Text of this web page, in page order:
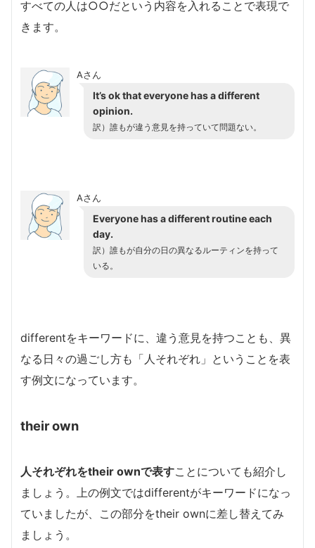
すべての人は○○だという内容を入れることで表現で
きます。
Aさん
It’s ok that everyone has a different
opinion.
訳）誰もが違う意見を持っていて問題ない。
Aさん
Everyone has a different routine each
day.
訳）誰もが自分の日の異なるルーティンを持って
いる。
differentをキーワードに、違う意見を持つことも、異
なる日々の過ごし方も「人それぞれ」ということを表
す例文になっています。
their own
人それぞれをtheir ownで表すことについても紹介し
ましょう。上の例文ではdifferentがキーワードになっ
ていましたが、この部分をtheir ownに差し替えてみ
ましょう。